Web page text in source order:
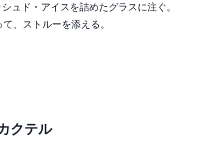
ュド・アイスを詰めたグラスに注ぐ。
、ストルーを添える。
クテル